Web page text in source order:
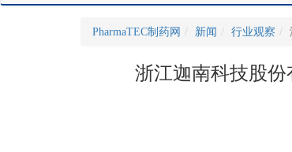
PharmaTEC制药网 新闻 行业观察
浙江迦南科技股